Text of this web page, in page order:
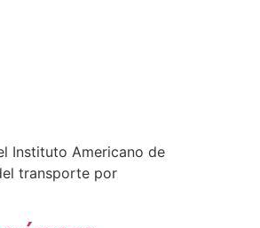
Instituto Americano de
transporte por